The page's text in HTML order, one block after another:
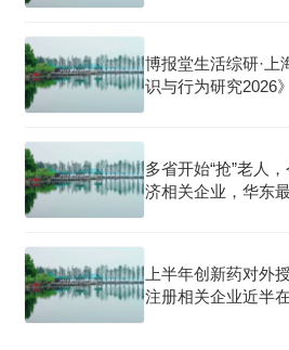
博报堂生活综研·上
识与行为研究2026》
多省开始“抢”老人
济相关企业，华东
上半年创新药对外
注册相关企业近半